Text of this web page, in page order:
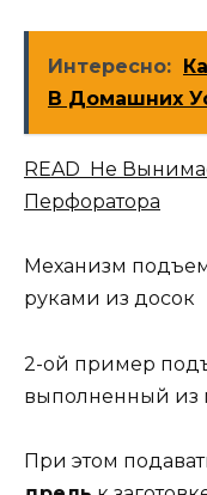
Интересно:
В Домашних
READ Не
Перфоратора
Механизм
руками из досок
2-ой пример
выполненный из
При этом